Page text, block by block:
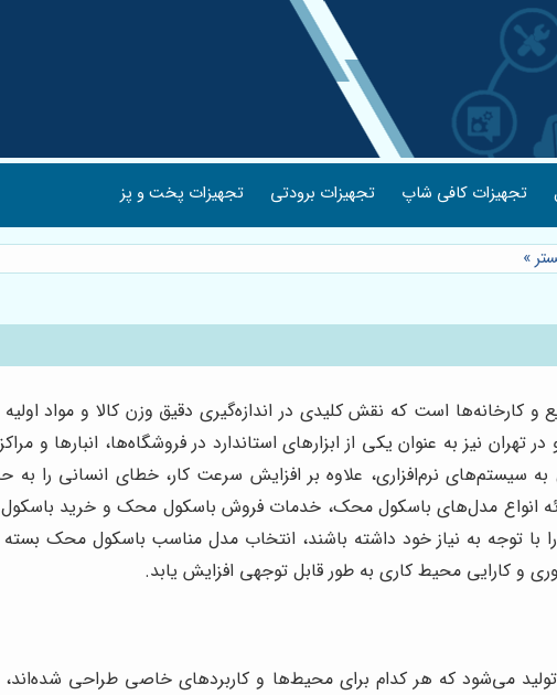
تجهیزات کافی شاپ تجهیزات برودتی تجهیزات پخت و پز
»
است که نقش کلیدی در اندازه‌گیری دقیق وزن کالا و مواد اولیه
نیز به عنوان یکی از ابزارهای استاندارد در فروشگاه‌ها، انبارها و
سیستم‌های نرم‌افزاری، علاوه بر افزایش سرعت کار، خطای انسانی را به
انواع مدل‌های باسکول محک، خدمات فروش باسکول محک و خرید باسکول
را با توجه به نیاز خود داشته باشند، انتخاب مدل مناسب باسکول محک بسته
و کارایی محیط کاری به طور قابل توجهی افزایش یابد.
می‌شود که هر کدام برای محیط‌ها و کاربردهای خاصی طراحی